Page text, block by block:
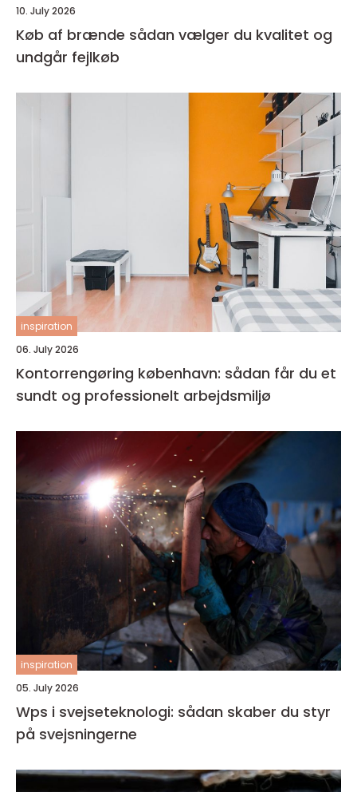
10. July 2026
Køb af brænde sådan vælger du kvalitet og
undgår fejlkøb
inspiration
06. July 2026
Kontorrengøring københavn: sådan får du et
sundt og professionelt arbejdsmiljø
inspiration
05. July 2026
Wps i svejseteknologi: sådan skaber du styr
på svejsningerne